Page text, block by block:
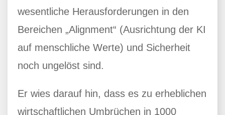
wesentliche Herausforderungen in den
Bereichen „Alignment“ (Ausrichtung der KI
auf menschliche Werte) und Sicherheit
noch ungelöst sind.
Er wies darauf hin, dass es zu erheblichen
wirtschaftlichen Umbrüchen in 1000